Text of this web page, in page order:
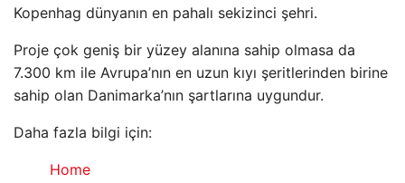
Kopenhag dünyanın en pahalı sekizinci şehri.
Proje çok geniş bir yüzey alanına sahip olmasa da
7.300 km ile Avrupa’nın en uzun kıyı şeritlerinden birine
sahip olan Danimarka’nın şartlarına uygundur.
Daha fazla bilgi için:
Home